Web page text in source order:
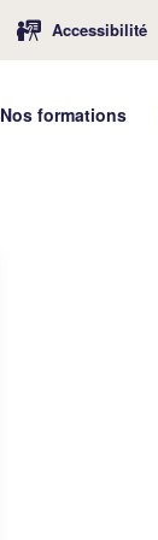
Accessibilité
Nos formations